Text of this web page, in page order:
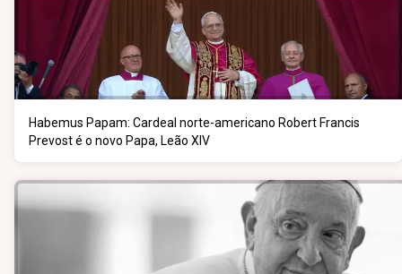
Habemus Papam: Cardeal norte-americano Robert Francis
Prevost é o novo Papa, Leão XIV